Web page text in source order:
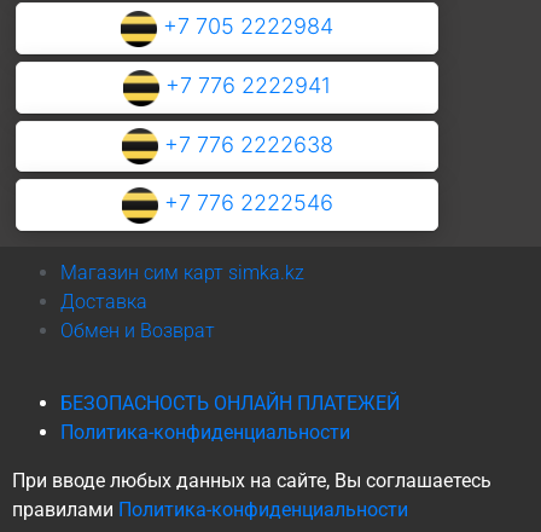
+7 705 2222984
+7 776 2222941
+7 776 2222638
+7 776 2222546
Магазин сим карт simka.kz
Доставка
Обмен и Возврат
БЕЗОПАСНОСТЬ ОНЛАЙН ПЛАТЕЖЕЙ
Политика-конфиденциальности
При вводе любых данных на сайте, Вы соглашаетесь
правилами Политика-конфиденциальности